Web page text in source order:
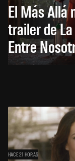
El Más Allá
trailer de
Entre
HACE 21 HORAS